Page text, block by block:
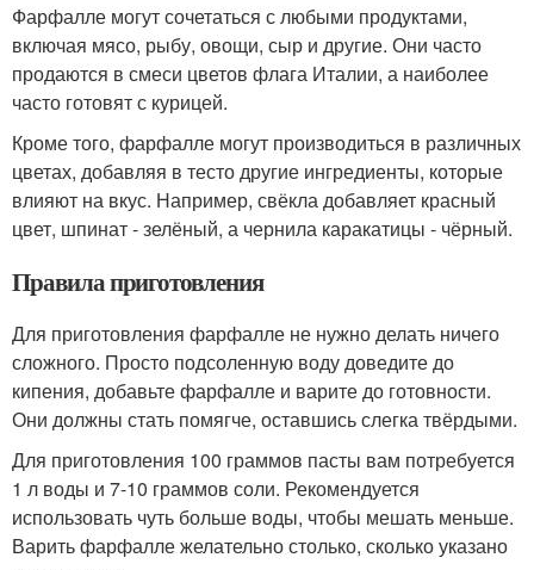
Фарфалле могут сочетаться с любыми продуктами,
включая мясо, рыбу, овощи, сыр и другие. Они часто
продаются в смеси цветов флага Италии, а наиболее
часто готовят с курицей.
Кроме того, фарфалле могут производиться в различных
цветах, добавляя в тесто другие ингредиенты, которые
влияют на вкус. Например, свёкла добавляет красный
цвет, шпинат - зелёный, а чернила каракатицы - чёрный.
Правила приготовления
Для приготовления фарфалле не нужно делать ничего
сложного. Просто подсоленную воду доведите до
кипения, добавьте фарфалле и варите до готовности.
Они должны стать помягче, оставшись слегка твёрдыми.
Для приготовления 100 граммов пасты вам потребуется
1 л воды и 7-10 граммов соли. Рекомендуется
использовать чуть больше воды, чтобы мешать меньше.
Варить фарфалле желательно столько, сколько указано